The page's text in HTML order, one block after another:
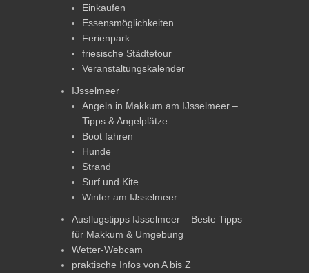
Einkaufen
Essensmöglichkeiten
Ferienpark
friesische Städtetour
Veranstaltungskalender
IJsselmeer
Angeln in Makkum am IJsselmeer –
Tipps & Angelplätze
Boot fahren
Hunde
Strand
Surf und Kite
Winter am IJsselmeer
Ausflugstipps IJsselmeer – Beste Tipps
für Makkum & Umgebung
Wetter-Webcam
praktische Infos von A bis Z